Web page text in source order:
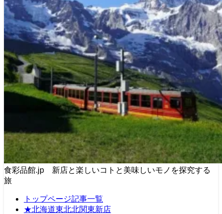
食彩品館.jp 新店と楽しいコトと美味しいモノを探究する
旅
トップページ記事一覧
★北海道東北北関東新店